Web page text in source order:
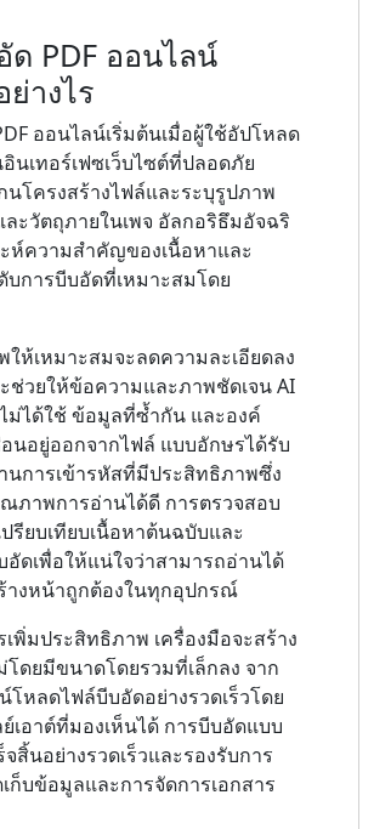
ด PDF ออนไลน์
างไร
ออนไลน์เริ่มต้นเมื่อผู้ใช้อัปโหลด
นเทอร์เฟซเว็บไซต์ที่ปลอดภัย
นโครงสร้างไฟล์และระบุรูปภาพ
ะวัตถุภายในเพจ อัลกอริธึมอัจฉริ
ะห์ความสำคัญของเนื้อหาและ
บการบีบอัดที่เหมาะสมโดย
ให้เหมาะสมจะลดความละเอียดลง
ช่วยให้ข้อความและภาพชัดเจน AI
ม่ได้ใช้ ข้อมูลที่ซ้ำกัน และองค์
นอยู่ออกจากไฟล์ แบบอักษรได้รับ
นการเข้ารหัสที่มีประสิทธิภาพซึ่ง
ภาพการอ่านได้ดี การตรวจสอบ
รียบเทียบเนื้อหาต้นฉบับและ
อัดเพื่อให้แน่ใจว่าสามารถอ่านได้
างหน้าถูกต้องในทุกอุปกรณ์
พิ่มประสิทธิภาพ เครื่องมือจะสร้าง
โดยมีขนาดโดยรวมที่เล็กลง จาก
โหลดไฟล์บีบอัดอย่างรวดเร็วโดย
เอาต์ที่มองเห็นได้ การบีบอัดแบบ
สิ้นอย่างรวดเร็วและรองรับการ
ก็บข้อมูลและการจัดการเอกสาร